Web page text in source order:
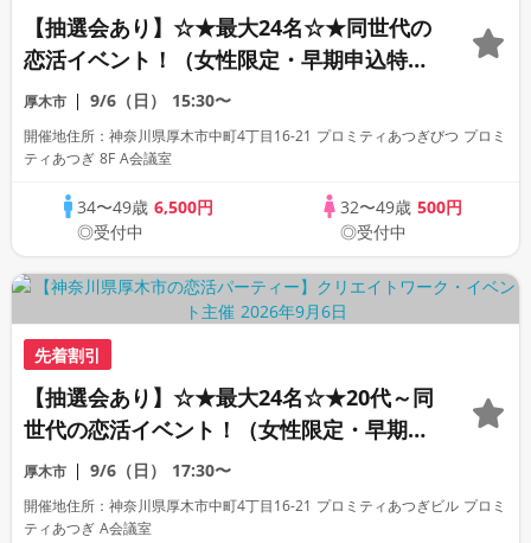
【抽選会あり】☆★最大24名☆★同世代の
恋活イベント！（女性限定・早期申込特
典）
厚木市 9/6（日） 15:30〜
開催地住所：神奈川県厚木市中町4丁目16-21 プロミティあつぎびつ プロミ
ティあつぎ 8F A会議室
34〜49歳6,500円
◎受付中
32〜49歳 500円
◎受付中
先着割引
【抽選会あり】☆★最大24名☆★20代～同
世代の恋活イベント！（女性限定・早期申
込特典）
厚木市 9/6（日） 17:30〜
開催地住所：神奈川県厚木市中町4丁目16-21 プロミティあつぎビル プロミ
ティあつぎ A会議室